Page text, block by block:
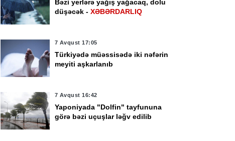
7 Avqust 16:00
keçən ticarət
gəmilərinin sayı azalıb
qalibini açıqladı
Bəzi yerlərə yağış yağacaq, dolu
düşəcək - XƏBƏRDARLIQ
7 Avqust 17:05
Türkiyədə müəssisədə iki nəfərin
meyiti aşkarlanıb
7 Avqust 16:42
Yaponiyada "Dolfin" tayfununa
görə bəzi uçuşlar ləğv edilib